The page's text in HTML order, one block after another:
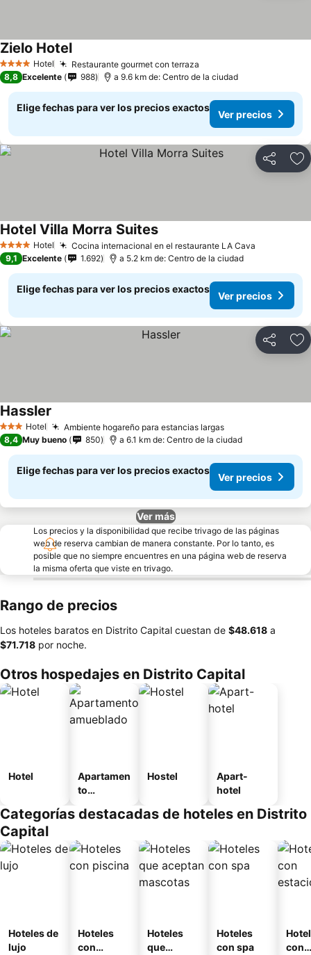
4 EstrellasHotel Restaurante gourmet con terraza
Zielo Hotel
8,8 Excelente 988 a 9.6 km de: Centro de la ciudad
Elige fechas para ver los precios exactos
Ver precios
Compartir
4 EstrellasHotel Cocina internacional en el restaurante LA Cava
Hotel Villa Morra Suites
9,1 Excelente 1.692 a 5.2 km de: Centro de la ciudad
Elige fechas para ver los precios exactos
Ver precios
Compartir
3 Estrellas
Hotel Ambiente hogareño para estancias largas
Hassler
8,4 Muy bueno 850 a 6.1 km de: Centro de la ciudad
Elige fechas para ver los precios exactos
Ver precios
Ver más
Los precios y la disponibilidad que recibe trivago de las páginas
web de reserva cambian de manera constante. Por lo tanto, es
posible que no siempre encuentres en una página web de reserva
la misma oferta que viste en trivago.
Rango de precios
Los hoteles baratos en Distrito Capital cuestan de ‎$48.618 a
‎$71.718 por noche.
Otros hospedajes en Distrito Capital
Hotel
Apartamen
to
o
Hostel
Apart-
hotel
Categorías destacadas de hoteles en Distrito
Capital
Hoteles de
lujo
Hoteles
con
Hoteles
que
Hoteles
con spa
con